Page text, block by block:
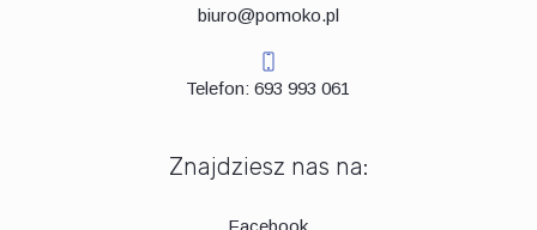
biuro@pomoko.pl
Telefon: 693 993 061
Znajdziesz nas na:
Facebook